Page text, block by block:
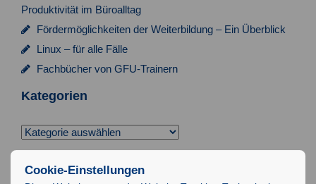
Produktivität im Büroalltag
Fördermöglichkeiten der Weiterbildung – Ein Überblick
Linux – für alle Fälle
Fachbücher von GFU-Trainern
Kategorien
Kategorien
nach:
Cookie-Einstellungen